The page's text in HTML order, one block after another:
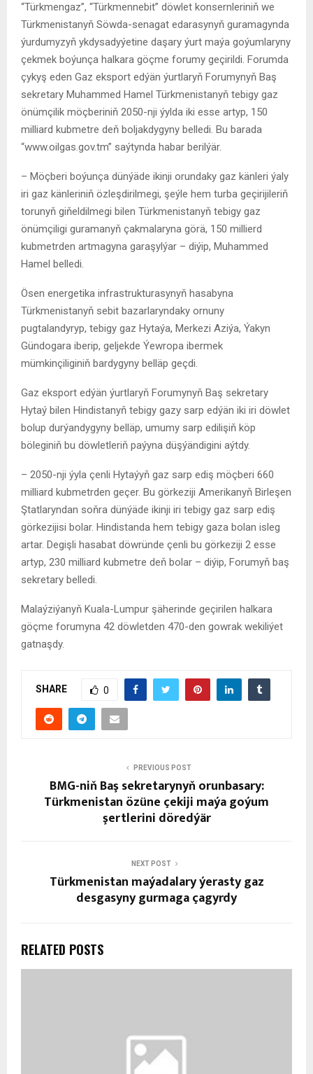
“Türkmengaz”, “Türkmennebit” döwlet konsernleriniň we
Türkmenistanyň Söwda-senagat edarasynyň guramagynda
ýurdumyzyň ykdysadyýetine daşary ýurt maýa goýumlaryny
çekmek boýunça halkara göçme forumy geçirildi. Forumda
çykyş eden Gaz eksport edýän ýurtlaryň Forumynyň Baş
sekretary Muhammed Hamel Türkmenistanyň tebigy gaz
önümçilik möçberiniň 2050-nji ýylda iki esse artyp, 150
milliard kubmetre deň boljakdygyny belledi. Bu barada
“www.oilgas.gov.tm” saýtynda habar berilýär.
– Möçberi boýunça dünýäde ikinji orundaky gaz känleri ýaly
iri gaz känleriniň özleşdirilmegi, şeýle hem turba geçirijileriň
torunyň giňeldilmegi bilen Türkmenistanyň tebigy gaz
önümçiligi guramanyň çakmalaryna görä, 150 millierd
kubmetrden artmagyna garaşylýar – diýip, Muhammed
Hamel belledi.
Ösen energetika infrastrukturasynyň hasabyna
Türkmenistanyň sebit bazarlaryndaky ornuny
pugtalandyryp, tebigy gaz Hytaýa, Merkezi Aziýa, Ýakyn
Gündogara iberip, geljekde Ýewropa ibermek
mümkinçiliginiň bardygyny belläp geçdi.
Gaz eksport edýän ýurtlaryň Forumynyň Baş sekretary
Hytaý bilen Hindistanyň tebigy gazy sarp edýän iki iri döwlet
bolup durýandygyny belläp, umumy sarp edilişiň köp
böleginiň bu döwletleriň paýyna düşýändigini aýtdy.
– 2050-nji ýyla çenli Hytaýyň gaz sarp ediş möçberi 660
milliard kubmetrden geçer. Bu görkeziji Amerikanyň Birleşen
Ştatlaryndan soňra dünýäde ikinji iri tebigy gaz sarp ediş
görkezijisi bolar. Hindistanda hem tebigy gaza bolan isleg
artar. Degişli hasabat döwründe çenli bu görkeziji 2 esse
artyp, 230 milliard kubmetre deň bolar – diýip, Forumyň baş
sekretary belledi.
Malaýziýanyň Kuala-Lumpur şäherinde geçirilen halkara
göçme forumyna 42 döwletden 470-den gowrak wekiliýet
gatnaşdy.
SHARE 0
PREVIOUS POST
BMG-niň Baş sekretarynyň orunbasary:
Türkmenistan özüne çekiji maýa goýum
şertlerini döredýär
NEXT POST
Türkmenistan maýadalary ýerasty gaz
desgasyny gurmaga çagyrdy
RELATED POSTS